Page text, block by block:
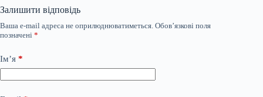
Залишити відповідь
Ваша e-mail адреса не оприлюднюватиметься. Обов’язкові поля
позначені *
Ім’я *